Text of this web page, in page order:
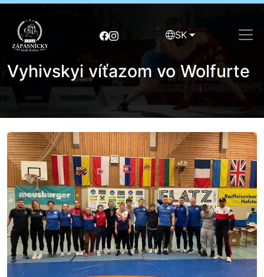
SK
Vyhivskyi víťazom vo Wolfurte